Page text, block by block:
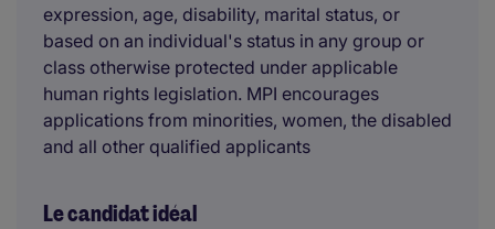
expression, age, disability, marital status, or
based on an individual's status in any group or
class otherwise protected under applicable
human rights legislation. MPI encourages
applications from minorities, women, the disabled
and all other qualified applicants
Le candidat idéal